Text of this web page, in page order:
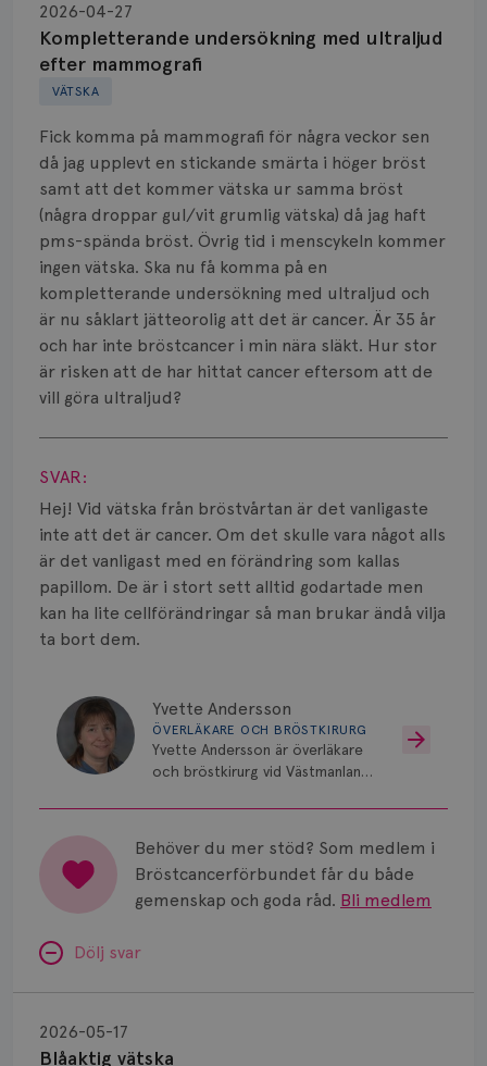
VÄTSKA
Kompletterande undersökning med ultraljud
efter mammografi
2026-04-27
Fick komma på mammografi för några veckor sen
då jag upplevt en stickande smärta i höger bröst
samt att det kommer vätska ur samma bröst
(några droppar gul/vit grumlig vätska) då jag haft
pms-spända bröst. Övrig tid i menscykeln kommer
ingen vätska. Ska nu få komma på en
kompletterande undersökning med ultraljud och
är nu såklart jätteorolig att det är cancer. Är 35 år
och har inte bröstcancer i min nära släkt. Hur stor
är risken att de har hittat cancer eftersom att de
vill göra ultraljud?
Visa svar
SVAR:
Hej! Vid vätska från bröstvårtan är det vanligaste
inte att det är cancer. Om det skulle vara något alls
är det vanligast med en förändring som kallas
papillom. De är i stort sett alltid godartade men
kan ha lite cellförändringar så man brukar ändå vilja
ta bort dem.
Yvette Andersson
ÖVERLÄKARE OCH BRÖSTKIRURG
Yvette Andersson är överläkare
och bröstkirurg vid Västmanlands
Behöver du mer stöd? Som medlem i
Bröstcancerförbundet får du både
gemenskap och goda råd. Bli medlem
Dölj svar
Blåaktig vätska
2026-05-17
vätska
Biopsi
Biverkningar
Knöl
Läkemedel
Typ av bröstcancer
Smärta
Prognos
Risker
Strålning
Vätska